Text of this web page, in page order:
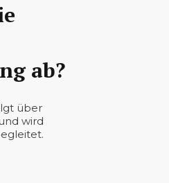
ab?
über
wird